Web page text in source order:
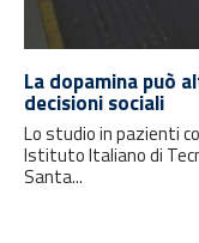
La dopamina può
decisioni sociali
Lo studio in pazienti
Istituto Italiano di
Santa...